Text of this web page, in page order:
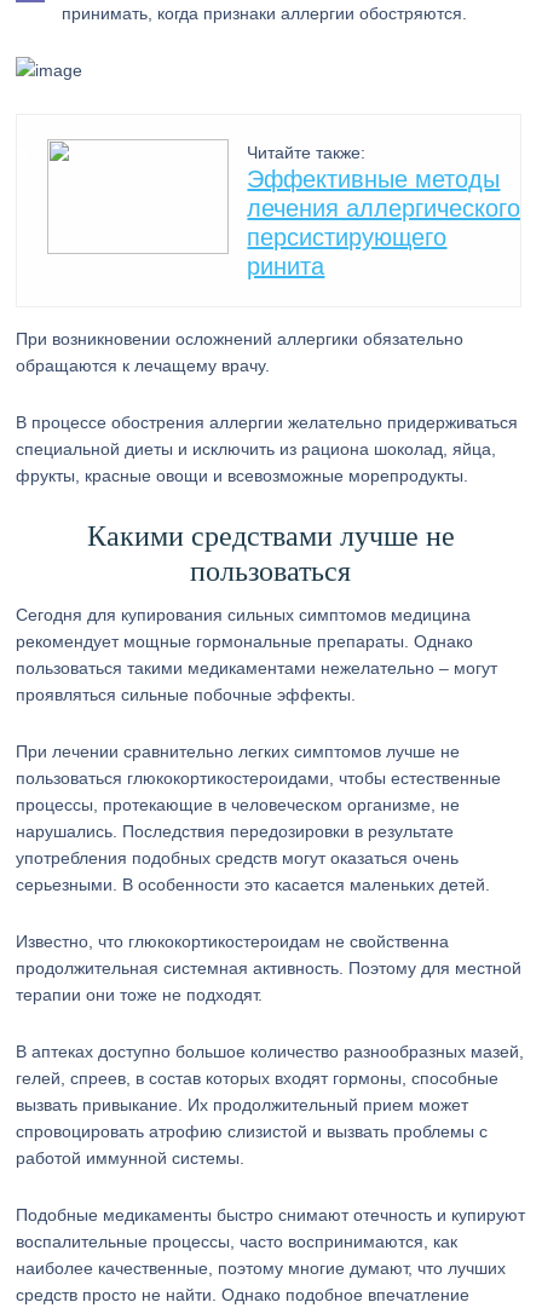
принимать, когда признаки аллергии обостряются.
Читайте также:
Эффективные методы
лечения аллергического
персистирующего
ринита
При возникновении осложнений аллергики обязательно
обращаются к лечащему врачу.
В процессе обострения аллергии желательно придерживаться
специальной диеты и исключить из рациона шоколад, яйца,
фрукты, красные овощи и всевозможные морепродукты.
Какими средствами лучше не
пользоваться
Сегодня для купирования сильных симптомов медицина
рекомендует мощные гормональные препараты. Однако
пользоваться такими медикаментами нежелательно – могут
проявляться сильные побочные эффекты.
При лечении сравнительно легких симптомов лучше не
пользоваться глюкокортикостероидами, чтобы естественные
процессы, протекающие в человеческом организме, не
нарушались. Последствия передозировки в результате
употребления подобных средств могут оказаться очень
серьезными. В особенности это касается маленьких детей.
Известно, что глюкокортикостероидам не свойственна
продолжительная системная активность. Поэтому для местной
терапии они тоже не подходят.
В аптеках доступно большое количество разнообразных мазей,
гелей, спреев, в состав которых входят гормоны, способные
вызвать привыкание. Их продолжительный прием может
спровоцировать атрофию слизистой и вызвать проблемы с
работой иммунной системы.
Подобные медикаменты быстро снимают отечность и купируют
воспалительные процессы, часто воспринимаются, как
наиболее качественные, поэтому многие думают, что лучших
средств просто не найти. Однако подобное впечатление